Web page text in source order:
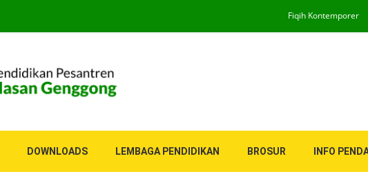
Fiqih Kontemporer
DOWNLOADS LEMBAGA PENDIDIKAN BROSUR INFO